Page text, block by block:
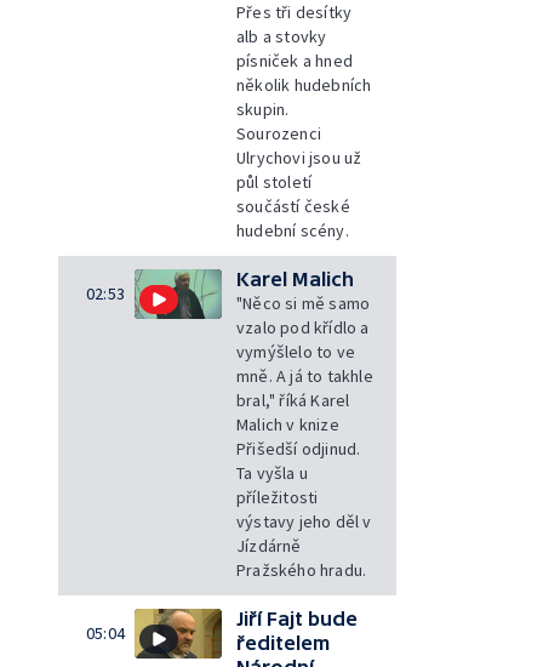
Přes tři desítky
alb a stovky
písniček a hned
několik hudebních
skupin.
Sourozenci
Ulrychovi jsou už
půl století
součástí české
hudební scény.
02:53
Karel Malich
"Něco si mě samo
vzalo pod křídlo a
vymýšlelo to ve
mně. A já to takhle
bral," říká Karel
Malich v knize
Přišedší odjinud.
Ta vyšla u
příležitosti
výstavy jeho děl v
Jízdárně
Pražského hradu.
05:04
Jiří Fajt bude
ředitelem